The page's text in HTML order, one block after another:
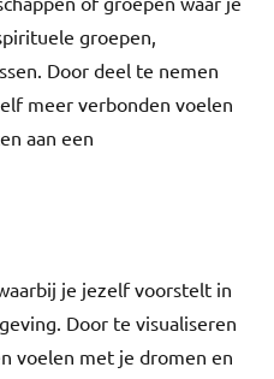
groepen,
Door deel te nemen
meer verbonden voelen
aan een
je jezelf voorstelt in
Door te visualiseren
voelen met je dromen en